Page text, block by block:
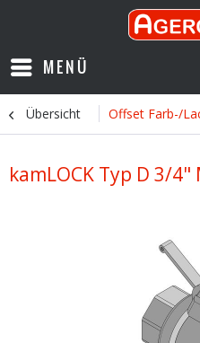
MENÜ
Übersicht Offset Farb-/
kamLOCK Typ D 3/